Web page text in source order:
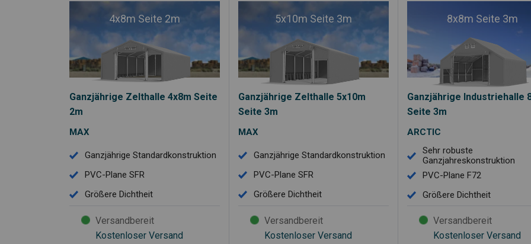
4x8m Seite 2m
Ganzjährige Zelthalle 4x8m Seite
2m
MAX
Ganzjährige Standardkonstruktion
PVC-Plane SFR
Größere Dichtheit
Versandbereit
Kostenloser Versand
5x10m Seite 3m
Ganzjährige Zelthalle 5x10m
Seite 3m
MAX
Ganzjährige Standardkonstruktion
PVC-Plane SFR
Größere Dichtheit
Versandbereit
Kostenloser Versand
8x8m Seite 3m
Ganzjährige Industriehalle
Seite 3m
ARCTIC
Sehr robuste
Ganzjahreskonstruktion
PVC-Plane F72
Größere Dichtheit
Versandbereit
Kostenloser Versand